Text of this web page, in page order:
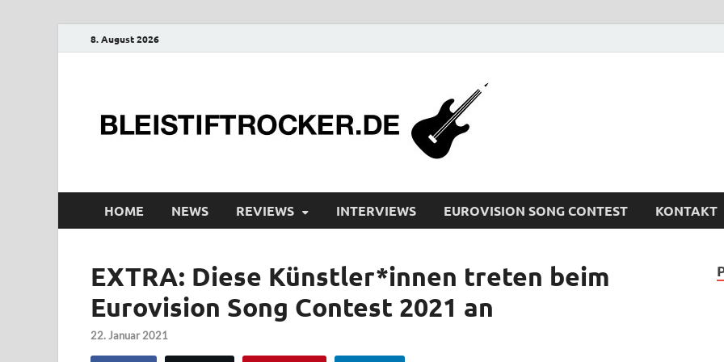
8. August 2026
HOME NEWS REVIEWS INTERVIEWS EUROVISION SONG CONTEST KONTAKT
EXTRA: Diese Künstler*innen treten beim
Eurovision Song Contest 2021 an
22. Januar 2021